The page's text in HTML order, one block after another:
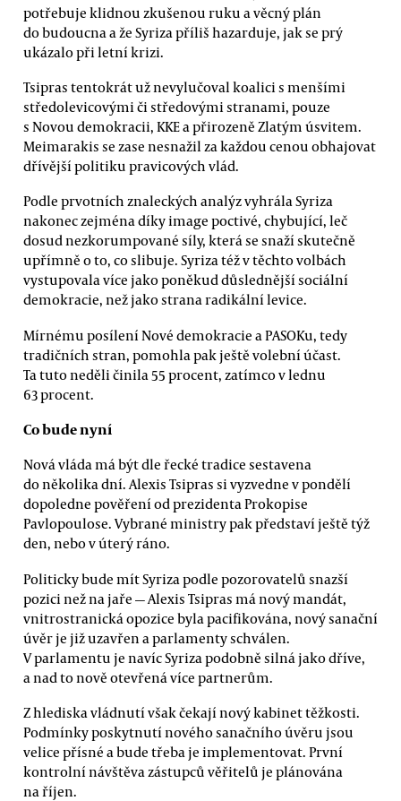
potřebuje klidnou zkušenou ruku a věcný plán
do budoucna a že Syriza příliš hazarduje, jak se prý
ukázalo při letní krizi.
Tsipras tentokrát už nevylučoval koalici s menšími
středolevicovými či středovými stranami, pouze
s Novou demokracii, KKE a přirozeně Zlatým úsvitem.
Meimarakis se zase nesnažil za každou cenou obhajovat
dřívější politiku pravicových vlád.
Podle prvotních znaleckých analýz vyhrála Syriza
nakonec zejména díky image poctivé, chybující, leč
dosud nezkorumpované síly, která se snaží skutečně
upřímně o to, co slibuje. Syriza též v těchto volbách
vystupovala více jako poněkud důslednější sociální
demokracie, než jako strana radikální levice.
Mírnému posílení Nové demokracie a PASOKu, tedy
tradičních stran, pomohla pak ještě volební účast.
Ta tuto neděli činila 55 procent, zatímco v lednu
63 procent.
Co bude nyní
Nová vláda má být dle řecké tradice sestavena
do několika dní. Alexis Tsipras si vyzvedne v pondělí
dopoledne pověření od prezidenta Prokopise
Pavlopoulose. Vybrané ministry pak představí ještě týž
den, nebo v úterý ráno.
Politicky bude mít Syriza podle pozorovatelů snazší
pozici než na jaře — Alexis Tsipras má nový mandát,
vnitrostranická opozice byla pacifikována, nový sanační
úvěr je již uzavřen a parlamenty schválen.
V parlamentu je navíc Syriza podobně silná jako dříve,
a nad to nově otevřená více partnerům.
Z hlediska vládnutí však čekají nový kabinet těžkosti.
Podmínky poskytnutí nového sanačního úvěru jsou
velice přísné a bude třeba je implementovat. První
kontrolní návštěva zástupců věřitelů je plánována
na říjen.